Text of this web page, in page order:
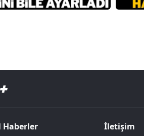
Haberler İletişim